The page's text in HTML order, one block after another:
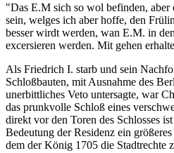
"Das E.M sich so wol befinden, aber
sein, welges ich aber hoffe, den
besser wirdt werden, wan E.M. in
excersieren werden. Mit gehen
Als Friedrich I. starb und sein
Schloßbauten, mit Ausnahme des
unerbittliches Veto untersagte, war
das prunkvolle Schloß eines
direkt vor den Toren des Schlosses
Bedeutung der Residenz ein
dem der König 1705 die Stadtrechte